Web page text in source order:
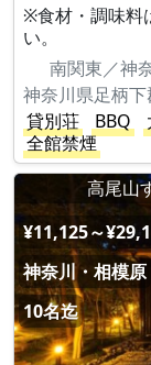
※食材・調味料
い。
南関東／神
神奈川県足柄
貸別荘
BBQ
全館禁煙
高尾山
¥11,125～
神奈川・相模原
10名迄